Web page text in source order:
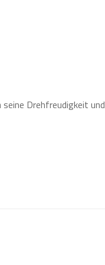
Drehfreudigkeit